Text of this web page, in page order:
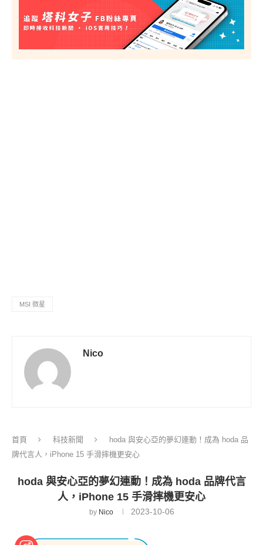
MSI 微星
Nico
首頁 科技新聞
hoda 與安心亞的夢幻連動！成為 hoda 品
牌代言人，iPhone 15 手滑摔機更安心
hoda 與安心亞的夢幻連動！成為 hoda 品牌代言
人，iPhone 15 手滑摔機更安心
by Nico 2023-10-06